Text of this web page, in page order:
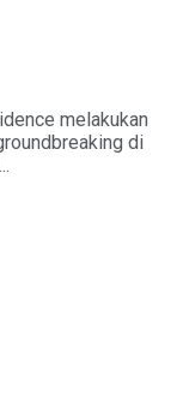
melakukan
di